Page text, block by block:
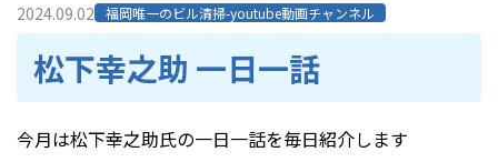
2024.09.02 福岡唯一のビル清掃-youtube動画チャンネル
松下幸之助 一日一話
今月は松下幸之助氏の一日一話を毎日紹介します